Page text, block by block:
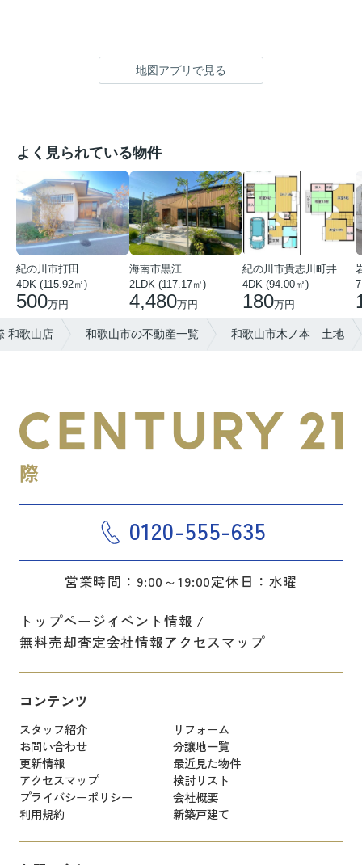
地図アプリで見る
よく見られている物件
紀の川市打田
4DK (115.92㎡)
500万円
海南市黒江
2LDK (117.17㎡)
4,480万円
紀の川市貴志川町井ノ口
4DK (94.00㎡)
180万円
和歌山店 和歌山市の不動産一覧 和歌山市木ノ本 土地
0120-555-635
営業時間：9:00～19:00定休日：水曜
トップページイベント情報
無料売却査定会社情報アクセスマップ
コンテンツ
スタッフ紹介
リフォーム
お問い合わせ
分譲地一覧
更新情報
最近見た物件
アクセスマップ
検討リスト
プライバシーポリシー
会社概要
利用規約
新築戸建て